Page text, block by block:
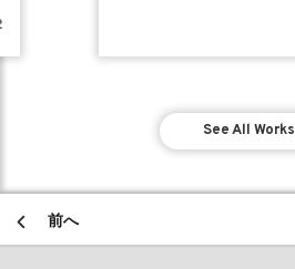
See All Works
前へ